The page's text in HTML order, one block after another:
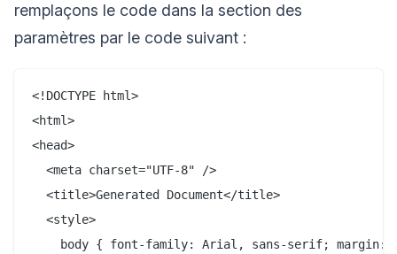
remplaçons le code dans la section des
paramètres par le code suivant :
<!DOCTYPE html>
<html>
<head>
  <meta charset="UTF-8" />
  <title>Generated Document</title>
  <style>
body { font-family: Arial, sans-serif; margin: